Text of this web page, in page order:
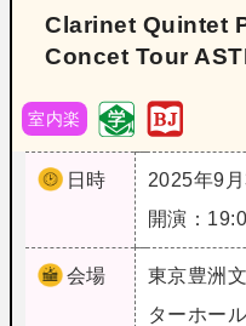
Clarinet Quintet
Concet Tour
室内楽
日時
2025年9月
開演：
会場 東京豊洲
ターホール